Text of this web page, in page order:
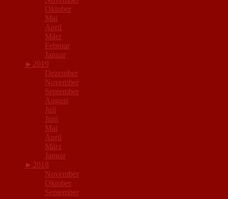
Oktober
Mai
April
März
Februar
Januar
► 2019
Dezember
November
September
August
Juli
Juni
Mai
April
März
Januar
► 2018
November
Oktober
September